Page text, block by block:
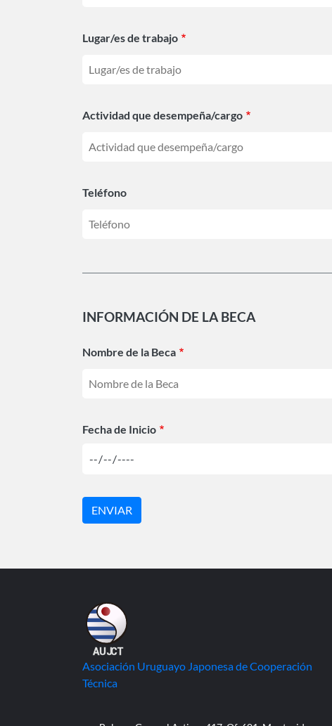
Lugar/es de trabajo
Actividad que desempeña/cargo
Teléfono
INFORMACIÓN DE LA BECA
Nombre de la Beca
Fecha de Inicio
Asociación Uruguayo Japonesa de Cooperación
Técnica